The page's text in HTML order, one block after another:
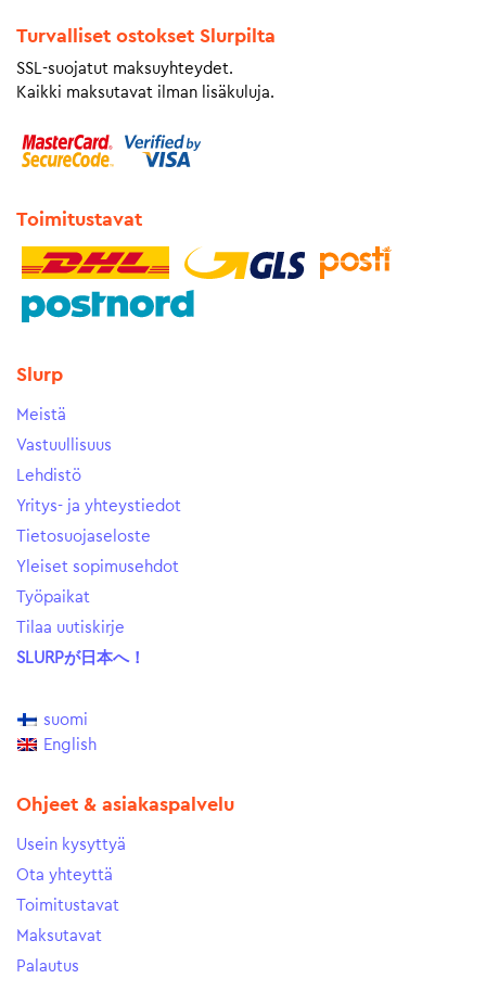
Turvalliset ostokset Slurpilta
SSL-suojatut maksuyhteydet.
Kaikki maksutavat ilman lisäkuluja.
Toimitustavat
Slurp
Meistä
Vastuullisuus
Lehdistö
Yritys- ja yhteystiedot
Tietosuojaseloste
Yleiset sopimusehdot
Työpaikat
Tilaa uutiskirje
SLURPが日本へ！
suomi
English
Ohjeet & asiakaspalvelu
Usein kysyttyä
Ota yhteyttä
Toimitustavat
Maksutavat
Palautus